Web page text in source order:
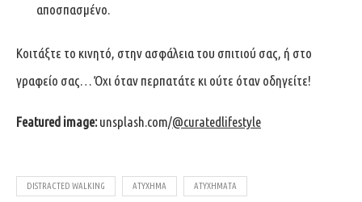
αποσπασμένο.
Κοιτάξτε το κινητό, στην ασφάλεια του σπιτιού σας, ή στο
γραφείο σας… Όχι όταν περπατάτε κι ούτε όταν οδηγείτε!
Featured image:unsplash.com/@curatedlifestyle
DISTRACTED WALKING ΑΤΎΧΗΜΑ ΑΤΥΧΉΜΑΤΑ